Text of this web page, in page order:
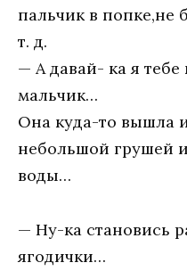
пальчик в
т. д.
— А давай- ка я
мальчик…
Она куда-то вышла
небольшой грушей
воды…
— Ну-ка становись
ягодички…